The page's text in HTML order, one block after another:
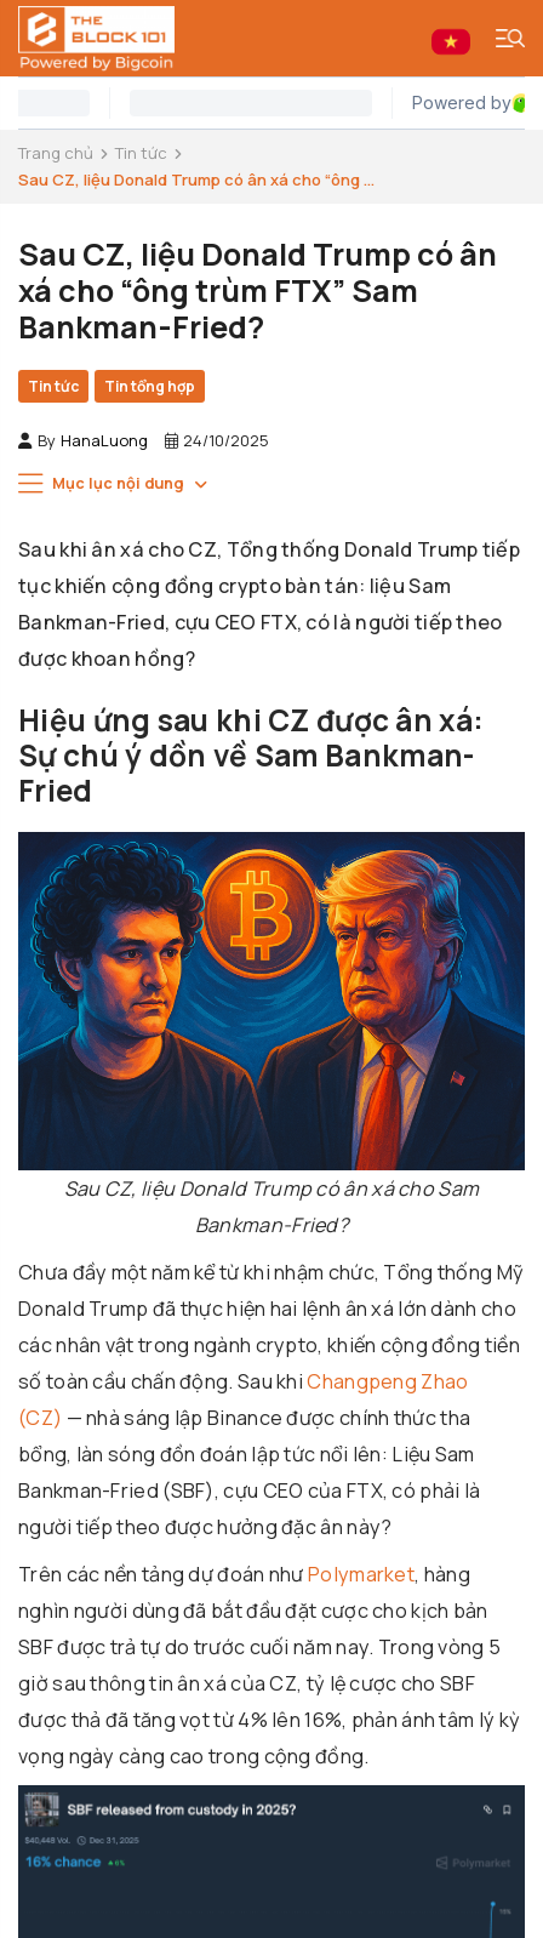
Trang chủ
Tin tức
Sau CZ, liệu Donald Trump có ân xá cho “ông ...
Sau CZ, liệu Donald Trump có ân
xá cho “ông trùm FTX” Sam
Bankman-Fried?
Tin tức Tin tổng hợp
By HanaLuong 24/10/2025
Mục lục nội dung
Sau khi ân xá cho CZ, Tổng thống Donald Trump tiếp
tục khiến cộng đồng crypto bàn tán: liệu Sam
Bankman-Fried, cựu CEO FTX, có là người tiếp theo
được khoan hồng?
Hiệu ứng sau khi CZ được ân xá:
Sự chú ý dồn về Sam Bankman-
Fried
Sau CZ, liệu Donald Trump có ân xá cho Sam
Bankman-Fried?
Chưa đầy một năm kể từ khi nhậm chức, Tổng thống Mỹ
Donald Trump đã thực hiện hai lệnh ân xá lớn dành cho
các nhân vật trong ngành crypto, khiến cộng đồng tiền
số toàn cầu chấn động. Sau khiChangpeng Zhao
(CZ) — nhà sáng lập Binance được chính thức tha
bổng, làn sóng đồn đoán lập tức nổi lên: Liệu Sam
Bankman-Fried (SBF), cựu CEO của FTX, có phải là
người tiếp theo được hưởng đặc ân này?
Trên các nền tảng dự đoán nhưPolymarket, hàng
nghìn người dùng đã bắt đầu đặt cược cho kịch bản
SBF được trả tự do trước cuối năm nay. Trong vòng 5
giờ sau thông tin ân xá của CZ, tỷ lệ cược cho SBF
được thả đã tăng vọt từ 4% lên 16%, phản ánh tâm lý kỳ
vọng ngày càng cao trong cộng đồng.